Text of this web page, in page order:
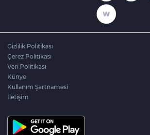
Gizlilik Politikası
Çerez Politikası
Veri Politikası
Künye
Kullanım Şartnamesi
İletişim